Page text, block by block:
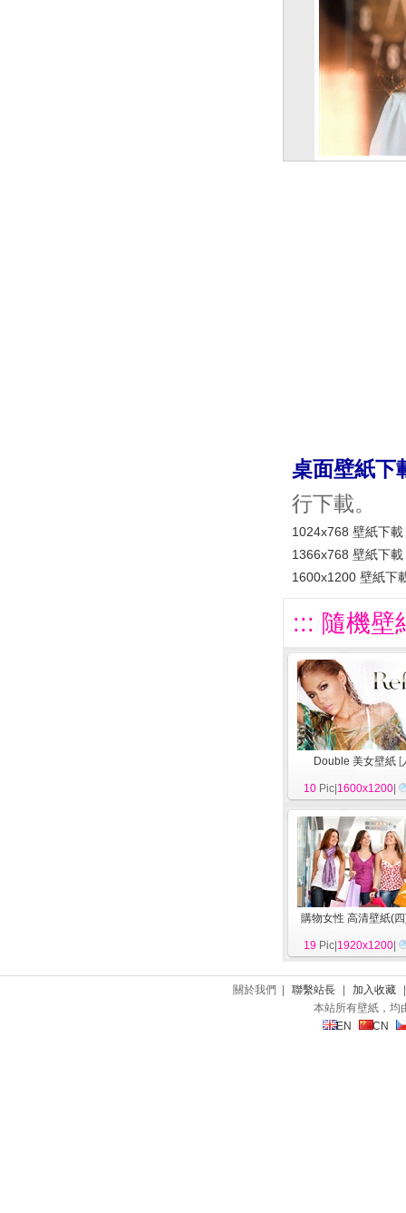
桌面壁紙下
行下載。
1024x768 壁紙下載
1366x768 壁紙下載
1600x1200 壁紙下
::: 隨機壁
Double 美女壁紙 [
10 Pic| 1600x1200
購物女性 高清壁紙(
19 Pic| 1920x1200
關於我們 | 聯繫站長 加入收藏
本站所有壁紙，均
EN
CN